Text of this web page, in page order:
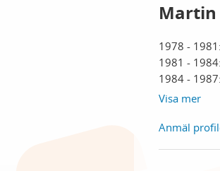
1978 - 1981:
1981 - 1984:
1984 - 1987:
Visa mer
Anmäl